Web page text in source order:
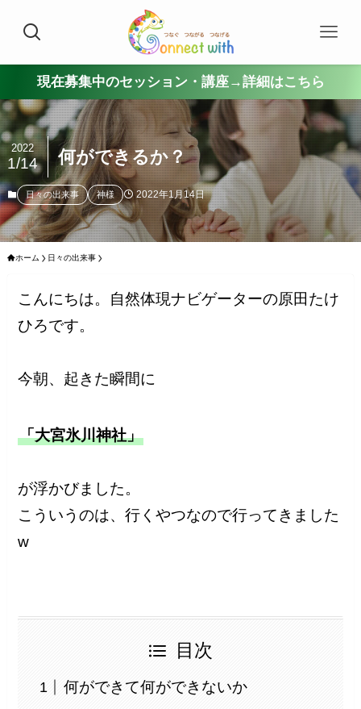
現在募集中のセッション・講座→詳細はこちら
何ができるか？
2022
1/14
日々の出来事 神様 2022年1月14日
ホーム 日々の出来事
こんにちは。自然体現ナビゲーターの原田たけ
ひろです。
今朝、起きた瞬間に
「大宮氷川神社」
が浮かびました。
こういうのは、行くやつなので行ってきました
w
目次
何ができて何ができないか